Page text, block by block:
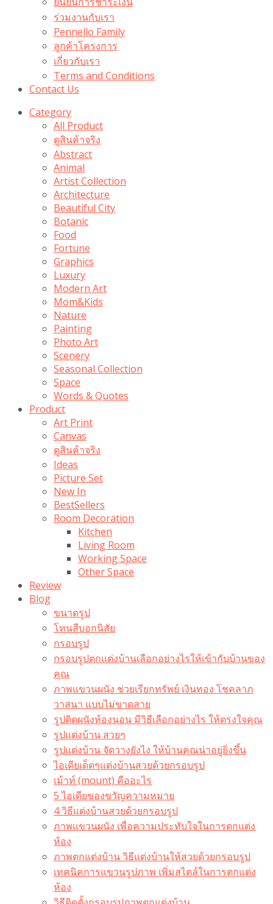
ร่วมงานกับเรา
Pennello Family
ลูกค้าโครงการ
เกี่ยวกับเรา
Terms and Conditions
Contact Us
Category
All Product
ดูสินค้าจริง
Abstract
Animal
Artist Collection
Architecture
Beautiful City
Botanic
Food
Fortune
Graphics
Luxury
Modern Art
Mom&Kids
Nature
Painting
Photo Art
Scenery
Seasonal Collection
Space
Words & Quotes
Product
Art Print
Canvas
ดูสินค้าจริง
Ideas
Picture Set
New In
BestSellers
Room Decoration
Kitchen
Living Room
Working Space
Other Space
Review
Blog
ขนาดรูป
โทนสีบอกนิสัย
กรอบรูป
กรอบรูปตกแต่งบ้านเลือกอย่างไรให้เข้ากับบ้านของ
คุณ
ภาพแขวนผนัง ช่วยเรียกทรัพย์ เงินทอง โชคลาภ
วาสนา แบบไม่ขาดสาย
รูปติดผนังห้องนอน มีวิธีเลือกอย่างไร ให้ตรงใจคุณ
รูปแต่งบ้าน สวยๆ
รูปแต่งบ้าน จัดวางยังไง ให้บ้านคุณน่าอยู่ยิ่งขึ้น
ไอเดียเด็ดๆแต่งบ้านสวยด้วยกรอบรูป
เม้าท์ (mount) คืออะไร​
5 ไอเดียของขวัญความหมาย
4 วิธีแต่งบ้านสวยด้วยกรอบรูป
ภาพแขวนผนัง เพื่อความประทับใจในการตกแต่ง
ห้อง
ภาพตกแต่งบ้าน วิธีแต่งบ้านให้สวยด้วยกรอบรูป
เทคนิคการแขวนรูปภาพ เพิ่มสไตล์ในการตกแต่ง
ห้อง